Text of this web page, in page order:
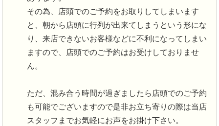
その為、店頭でのご予約をお取りしてしまいます
と、朝から店頭に行列が出来てしまうという形にな
り、来店できないお客様などに不利になってしまい
ますので、店頭でのご予約はお受けしておりませ
ん。
ただ、混み合う時間が過ぎましたら店頭でのご予約
も可能でございますので是非お立ち寄りの際は当店
スタッフまでお気軽にお声をお掛け下さい。